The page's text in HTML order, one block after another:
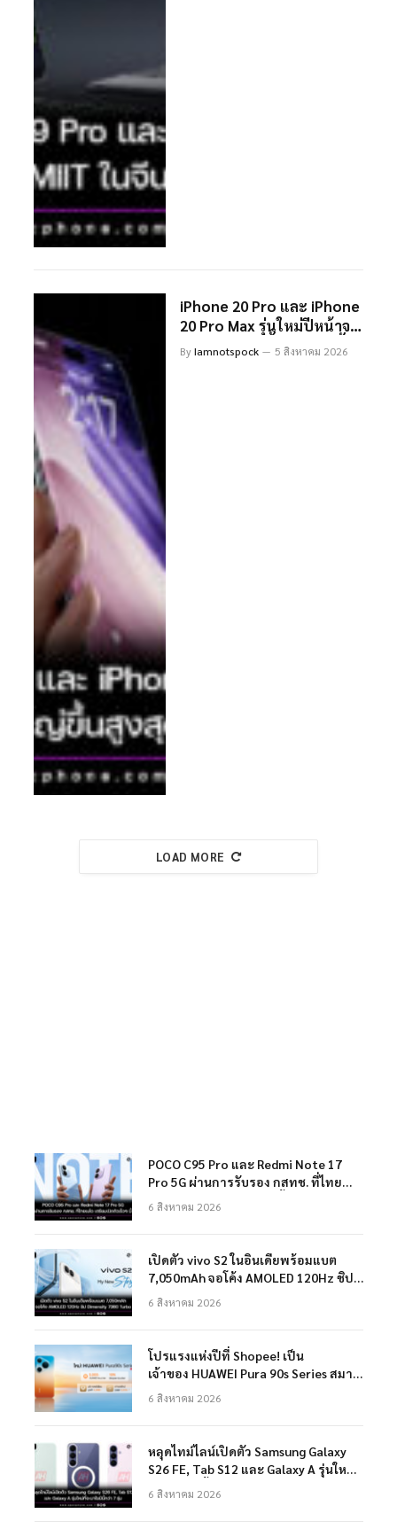
iPhone 20 Pro และ iPhone
20 Pro Max รุ่นใหม่ปีหน้าจะ
มีหน้าจอใหญ่ขึ้นสูงสุด 7 นิ้ว
พร้อมดีไซน์ไร้ขอบ
By Iamnotspock 5 สิงหาคม 2026
LOAD MORE
POCO C95 Pro และ Redmi Note 17
Pro 5G ผ่านการรับรอง กสทช. ที่ไทย
แล้ว เตรียมเปิดตัวเร็วๆ นี้
6 สิงหาคม 2026
เปิดตัว vivo S2 ในอินเดียพร้อมแบต
7,050mAh จอโค้ง AMOLED 120Hz ชิป
Dimensity 7360 Turbo
6 สิงหาคม 2026
โปรแรงแห่งปีที่ Shopee! เป็น
เจ้าของ HUAWEI Pura 90s Series สมา
ร์ทโฟนเรือธง กล้องถ่ายสวยสมจริงทุก
6 สิงหาคม 2026
หลุดไทม์ไลน์เปิดตัว Samsung Galaxy
S26 FE, Tab S12 และ Galaxy A รุ่นใหม่ที่
จะมาในปีนี้กว่า 7 รุ่น
6 สิงหาคม 2026